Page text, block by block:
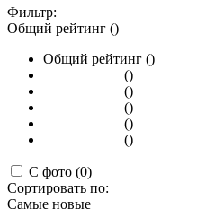
Фильтр:
Общий рейтинг ()
Общий рейтинг ()
()
()
()
()
()
С фото (0)
Сортировать по:
Самые новые